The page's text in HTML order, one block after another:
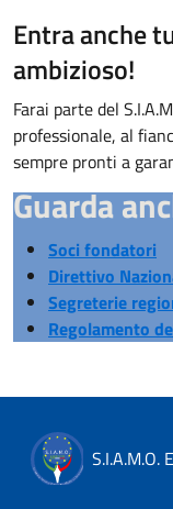
Entra anche
ambizioso!
Farai parte del
professionale, al
sempre pronti a
Guarda
Soci fondatori
Direttivo
Segreterie
Regolamento
S.I.A.M.O.